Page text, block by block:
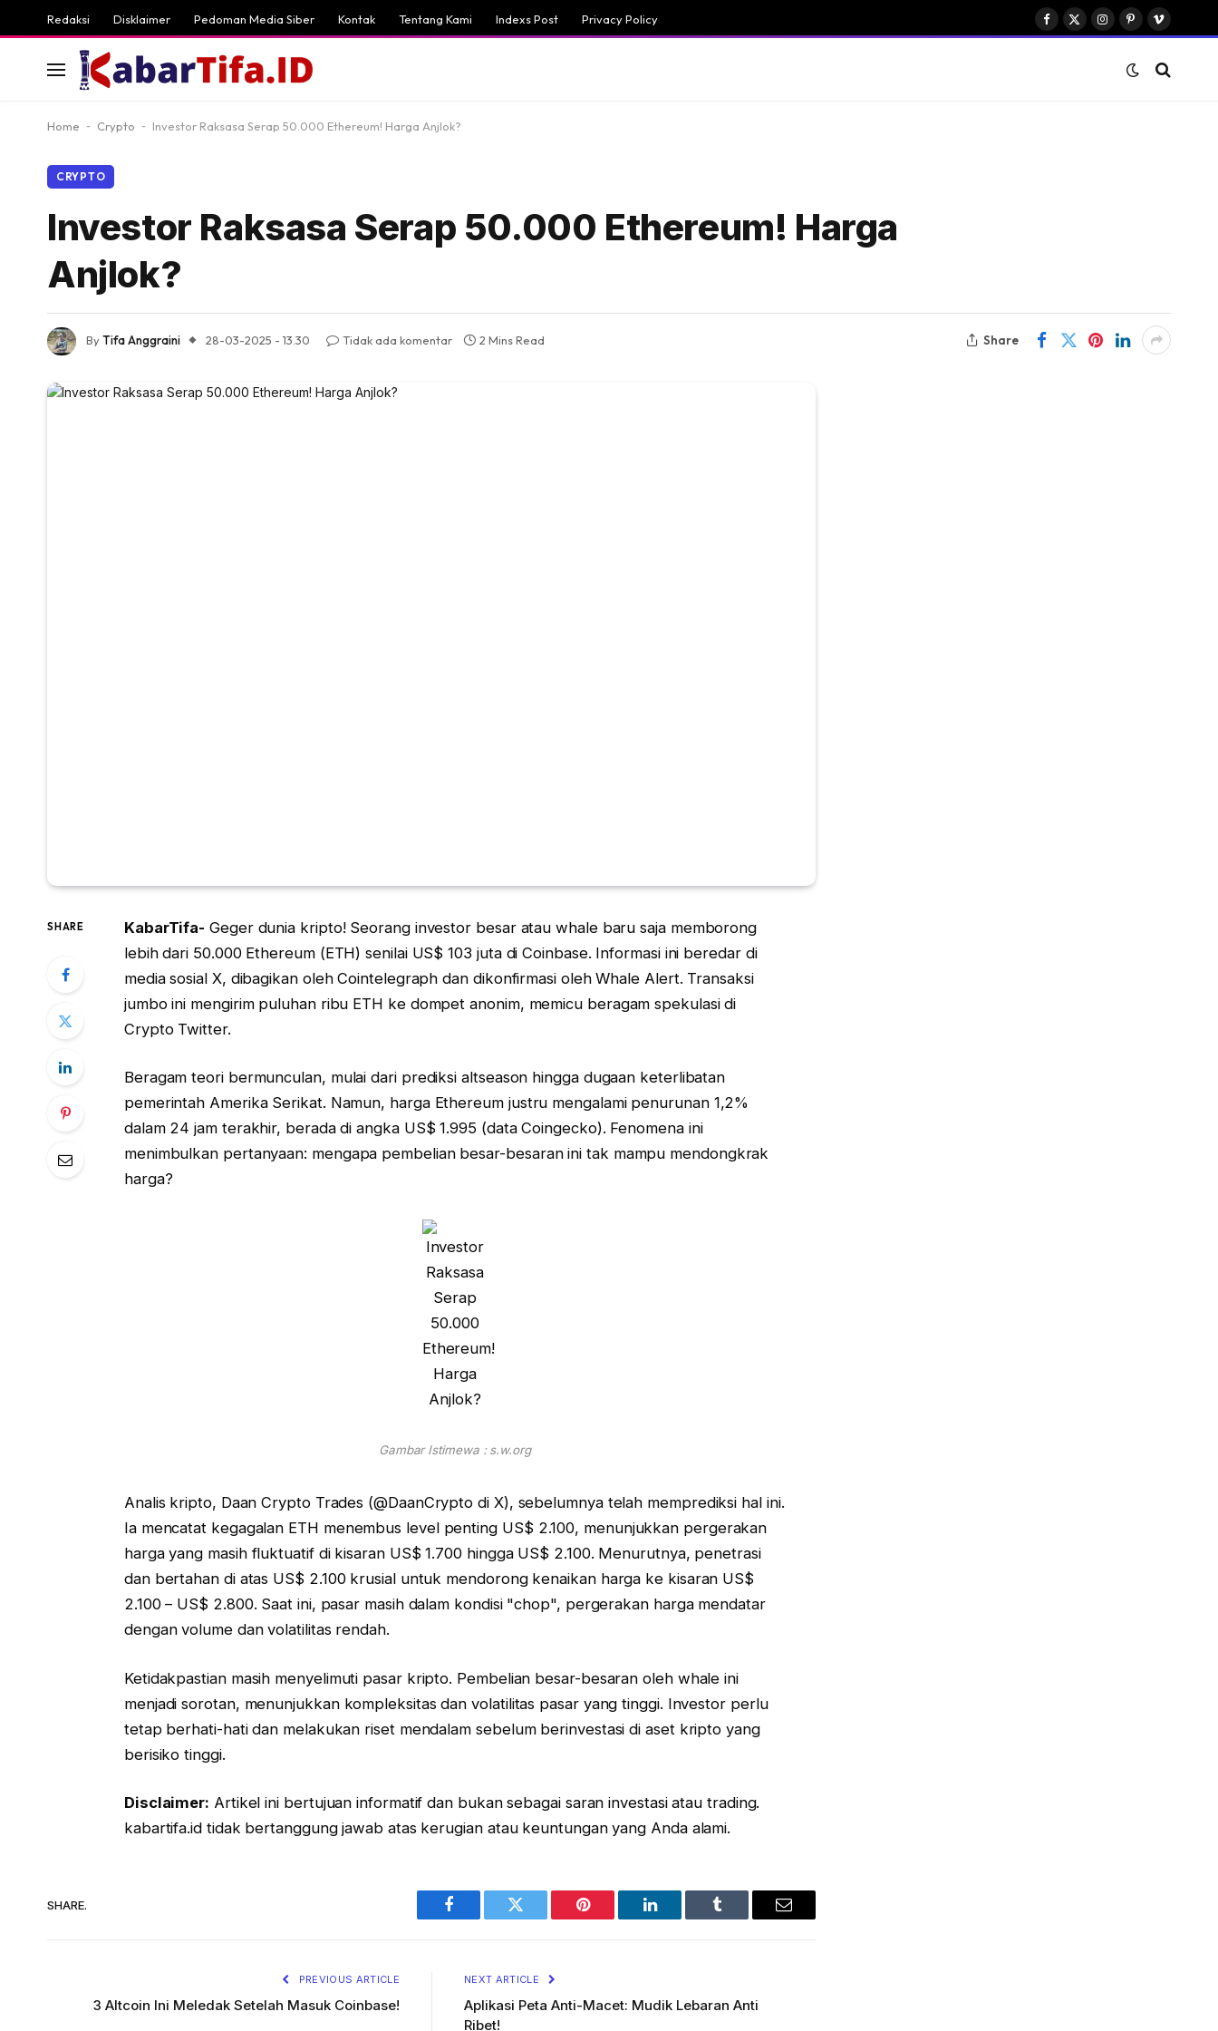
Redaksi Disklaimer Pedoman Media Siber Kontak Tentang Kami Indexs Post Privacy Policy
Facebook
X
Instagram
PinterestVimeo
Home - Crypto - Investor Raksasa Serap 50.000 Ethereum! Harga Anjlok?
CRYPTO
Investor Raksasa Serap 50.000 Ethereum! Harga
Anjlok?
ByTifa Anggraini 28-03-2025 - 13.30 Tidak ada komentar 2 Mins Read Share
SHARE KabarTifa- Geger dunia kripto! Seorang investor besar atau whale baru saja memborong
lebih dari 50.000 Ethereum (ETH) senilai US$ 103 juta di Coinbase. Informasi ini beredar di
media sosial X, dibagikan oleh Cointelegraph dan dikonfirmasi oleh Whale Alert. Transaksi
jumbo ini mengirim puluhan ribu ETH ke dompet anonim, memicu beragam spekulasi di
Crypto Twitter.
Beragam teori bermunculan, mulai dari prediksi altseason hingga dugaan keterlibatan
pemerintah Amerika Serikat. Namun, harga Ethereum justru mengalami penurunan 1,2%
dalam 24 jam terakhir, berada di angka US$ 1.995 (data Coingecko). Fenomena ini
menimbulkan pertanyaan: mengapa pembelian besar-besaran ini tak mampu mendongkrak
harga?
Gambar Istimewa : s.w.org
Analis kripto, Daan Crypto Trades (@DaanCrypto di X), sebelumnya telah memprediksi hal ini.
Ia mencatat kegagalan ETH menembus level penting US$ 2.100, menunjukkan pergerakan
harga yang masih fluktuatif di kisaran US$ 1.700 hingga US$ 2.100. Menurutnya, penetrasi
dan bertahan di atas US$ 2.100 krusial untuk mendorong kenaikan harga ke kisaran US$
2.100 – US$ 2.800. Saat ini, pasar masih dalam kondisi "chop", pergerakan harga mendatar
dengan volume dan volatilitas rendah.
Ketidakpastian masih menyelimuti pasar kripto. Pembelian besar-besaran oleh whale ini
menjadi sorotan, menunjukkan kompleksitas dan volatilitas pasar yang tinggi. Investor perlu
tetap berhati-hati dan melakukan riset mendalam sebelum berinvestasi di aset kripto yang
berisiko tinggi.
Disclaimer: Artikel ini bertujuan informatif dan bukan sebagai saran investasi atau trading.
kabartifa.id tidak bertanggung jawab atas kerugian atau keuntungan yang Anda alami.
SHARE.
Facebook Twitter Pinterest LinkedIn Tumblr Email
PREVIOUS ARTICLE
3 Altcoin Ini Meledak Setelah Masuk Coinbase!
NEXT ARTICLE
Aplikasi Peta Anti-Macet: Mudik Lebaran Anti
Ribet!